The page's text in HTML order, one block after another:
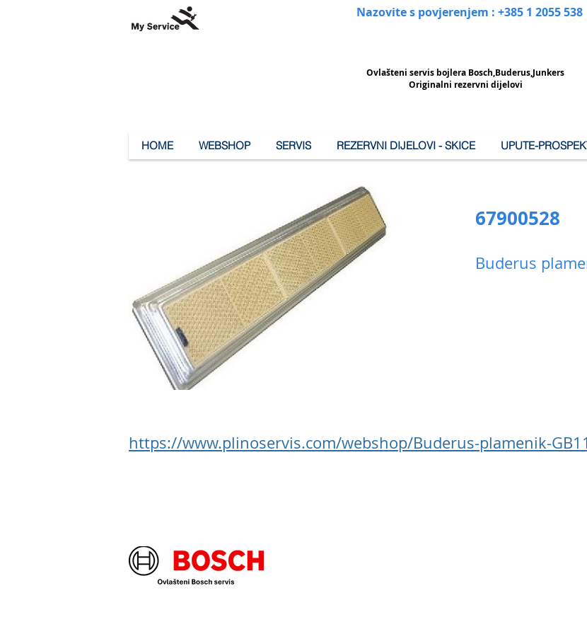
Nazovite s povjerenjem : +385 1 2055 538
Ovlašteni servis bojlera Bosch,Buderus,Junkers
Originalni rezervni dijelovi
HOME WEBSHOP SERVIS REZERVNI DIJELOVI - SKICE UPUTE-
67900528
Buderus
https://www.plinoservis.com/webshop/Buderus-plamenik-